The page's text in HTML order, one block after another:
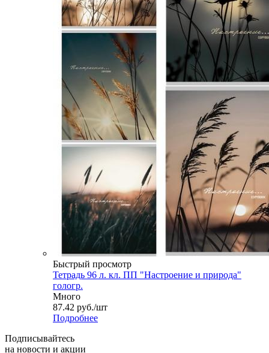
Быстрый просмотр
Тетрадь 96 л. кл. ПП "Настроение и природа"
гологр.
Много
87.42 руб./шт
Подробнее
Подписывайтесь
на новости и акции